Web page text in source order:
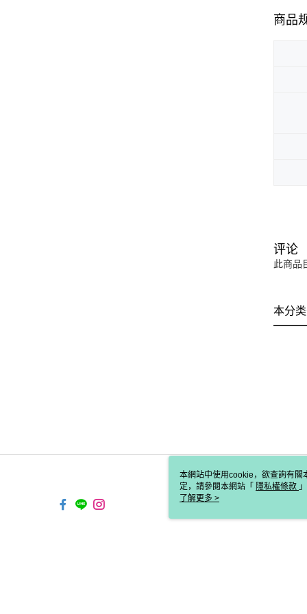
商品
评论
此商品
本分
本網站中使用cookie，欲查詢有
定，請參閱本網站「 隱私權條款
cookie。
了解更多 >